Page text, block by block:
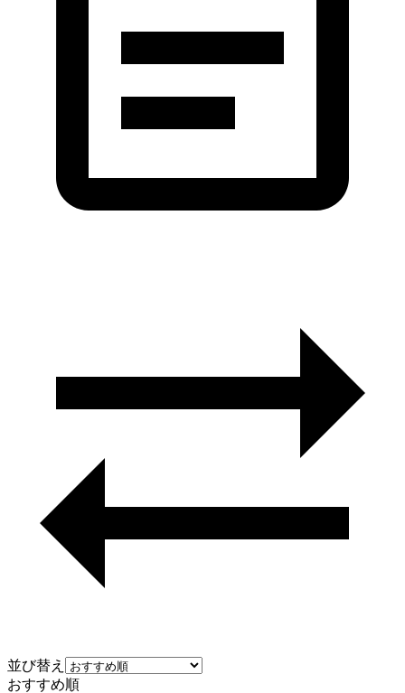
並び替え
おすすめ順